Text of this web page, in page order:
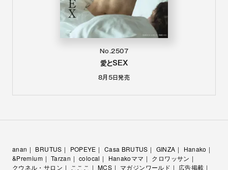
No.2507
愛とSEX
8月5日発売
anan BRUTUS POPEYE Casa BRUTUS GINZA
Hanako
&Premium
Tarzan colocal Hanakoママ
クロワッサン
クウネル・サロン
こここ MCS マガジンワールド 広告掲載